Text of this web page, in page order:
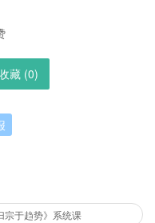
藏 (0)
宗于趋势》系统课